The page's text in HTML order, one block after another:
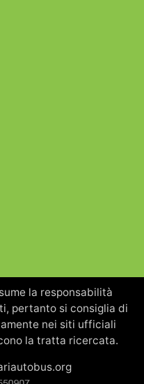
la responsabilità
pertanto si consiglia di
nei siti ufficiali
la tratta ricercata.